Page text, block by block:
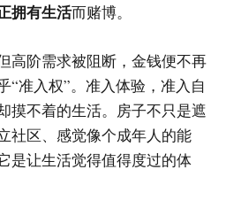
拥有生活而赌博。
高阶需求被阻断，金钱便不再
“准入权”。准入体验，准入自
摸不着的生活。房子不只是遮
社区、感觉像个成年人的能
是让生活觉得值得度过的体